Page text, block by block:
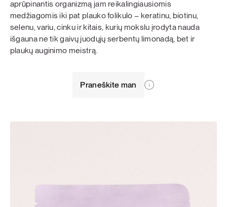
aprūpinantis organizmą jam reikalingiausiomis
medžiagomis iki pat plauko folikulo – keratinu, biotinu,
selenu, variu, cinku ir kitais, kurių mokslu įrodyta nauda
išgauna ne tik gaivų juodųjų serbentų limonadą, bet ir
plaukų auginimo meistrą.
Praneškite man